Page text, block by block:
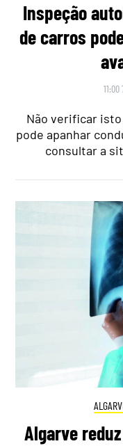
Inspeção
de carros
Não verificar
pode apanhar
consultar a
Algarve